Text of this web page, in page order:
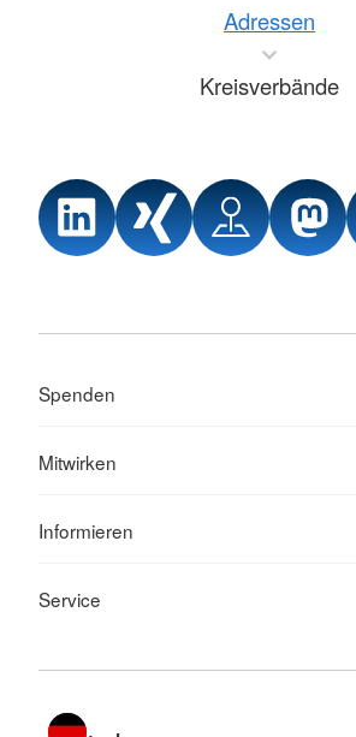
Adressen
Kreisverbände
Spenden
Mitwirken
Informieren
Service
Sprache wechseln zu